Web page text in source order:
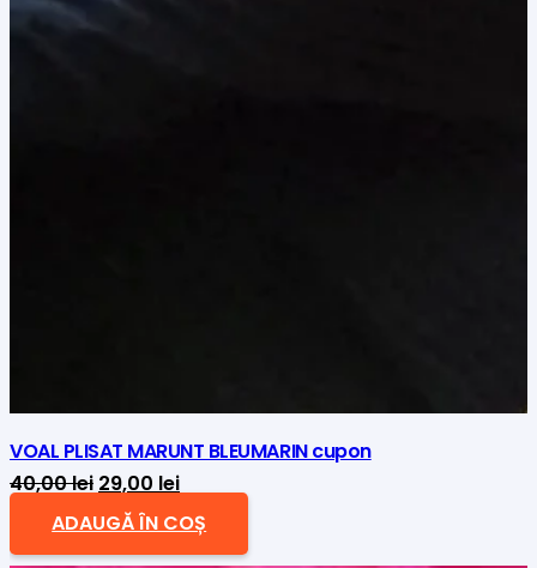
VOAL PLISAT MARUNT BLEUMARIN cupon
40,00lei Prețul
inițial
a
29,00 leiPrețul
curent
este:
ADAUGĂ ÎN COȘ